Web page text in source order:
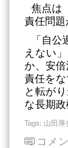
焦点は
責任問題
「自
えない
か、安
責任を
と転が
な長期
Tags: 山田厚
コメ